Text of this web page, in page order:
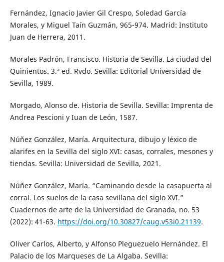
Fernández, Ignacio Javier Gil Crespo, Soledad García
Morales, y Miguel Taín Guzmán, 965-974. Madrid: Instituto
Juan de Herrera, 2011.
Morales Padrón, Francisco. Historia de Sevilla. La ciudad del
Quinientos. 3.ª ed. Rvdo. Sevilla: Editorial Universidad de
Sevilla, 1989.
Morgado, Alonso de. Historia de Sevilla. Sevilla: Imprenta de
Andrea Pescioni y Iuan de León, 1587.
Núñez González, María. Arquitectura, dibujo y léxico de
alarifes en la Sevilla del siglo XVI: casas, corrales, mesones y
tiendas. Sevilla: Universidad de Sevilla, 2021.
Núñez González, María. “Caminando desde la casapuerta al
corral. Los suelos de la casa sevillana del siglo XVI.”
Cuadernos de arte de la Universidad de Granada, no. 53
(2022): 41-63. https://doi.org/10.30827/caug.v53i0.21139.
Oliver Carlos, Alberto, y Alfonso Pleguezuelo Hernández. El
Palacio de los Marqueses de La Algaba. Sevilla: